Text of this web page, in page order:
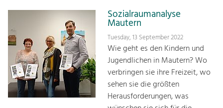
Sozialraumanalyse
Mautern
Tuesday, 13 September 2022
Wie geht es den Kindern und
Jugendlichen in Mautern? Wo
verbringen sie ihre Freizeit, wo
sehen sie die größten
Herausforderungen, was